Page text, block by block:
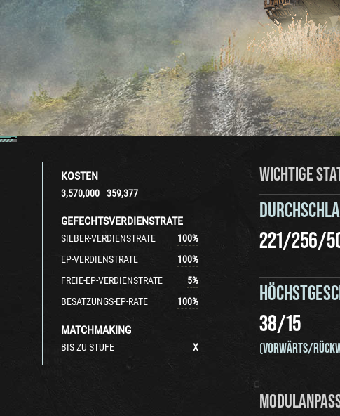
KOSTEN
3,570,000 359,377
GEFECHTSVERDIENSTRATE
SILBER-VERDIENSTRATE 100%
EP-VERDIENSTRATE
100%
FREIE-EP-VERDIENSTRATE
5%
BESATZUNGS-EP-RATE
100%
MATCHMAKING
BIS ZU STUFE X
WICHTIGE
221/256/
38/15
(VORWÄRTS/